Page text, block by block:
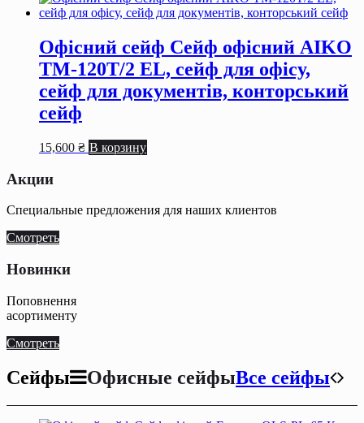
Офісний сейф Сейф офiсний AIKO
TM-120T/2 EL, сейф для офiсу,
сейф для документiв, конторський
сейф
15,600 ₴ В корзину
Акции
Специальные предложения для наших клиентов
Смотреть
Новинки
Поповнення
асортименту
Смотреть
Сейфы Офисные сейфыВсе сейфы